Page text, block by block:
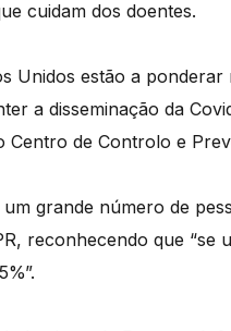
cuidam dos doentes.
Unidos estão a
a disseminação da
Centro de Controlo e
grande número de
reconhecendo que “se